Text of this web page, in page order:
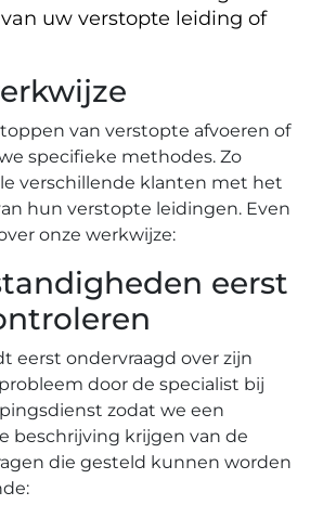
uw verstopte leiding of
van verstopte afvoeren of
specifieke methodes. Zo
verschillende klanten met het
hun verstopte leidingen. Even
onze werkwijze:
eerst
eerst ondervraagd over zijn
door de specialist bij
zodat we een
beschrijving krijgen van de
die gesteld kunnen worden